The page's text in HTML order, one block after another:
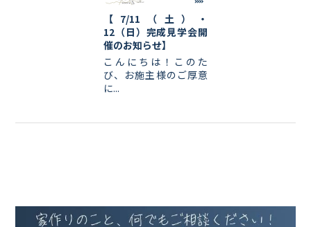
【7/11（土）・
12（日）完成見学会開
催のお知らせ】
こんにちは！このた
び、お施主様のご厚意
に...